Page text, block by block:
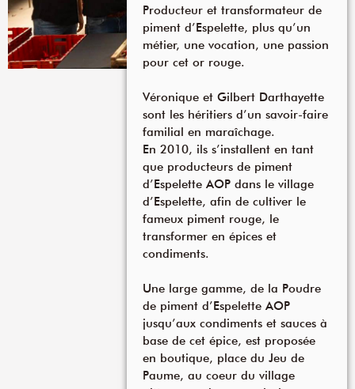
Producteur et transformateur de
piment d’Espelette, plus qu’un
métier, une vocation, une passion
pour cet or rouge.
Véronique et Gilbert Darthayette
sont les héritiers d’un savoir-faire
familial en maraîchage.
En 2010, ils s’installent en tant
que producteurs de piment
d’Espelette AOP dans le village
d’Espelette, afin de cultiver le
fameux piment rouge, le
transformer en épices et
condiments.
Une large gamme, de la Poudre
de piment d’Espelette AOP
jusqu’aux condiments et sauces à
base de cet épice, est proposée
en boutique, place du Jeu de
Paume, au coeur du village